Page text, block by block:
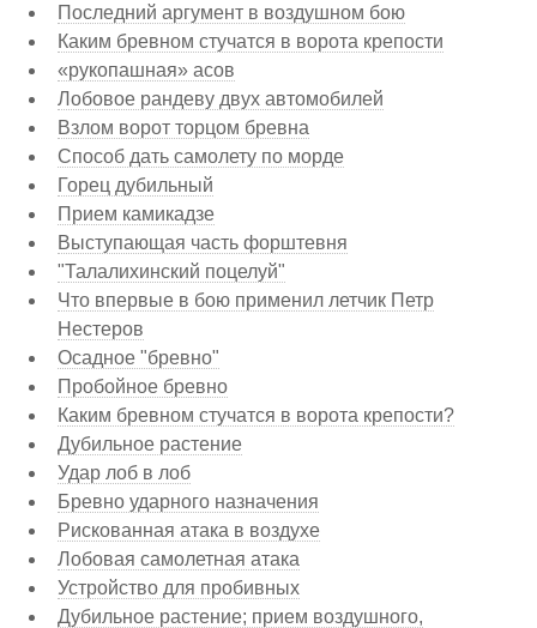
Последний аргумент в воздушном бою
Каким бревном стучатся в ворота крепости
«рукопашная» асов
Лобовое рандеву двух автомобилей
Взлом ворот торцом бревна
Способ дать самолету по морде
Горец дубильный
Прием камикадзе
Выступающая часть форштевня
"Талалихинский поцелуй"
Что впервые в бою применил летчик Петр
Нестеров
Осадное "бревно"
Пробойное бревно
Каким бревном стучатся в ворота крепости?
Дубильное растение
Удар лоб в лоб
Бревно ударного назначения
Рискованная атака в воздухе
Лобовая самолетная атака
Устройство для пробивных
Дубильное растение; прием воздушного,